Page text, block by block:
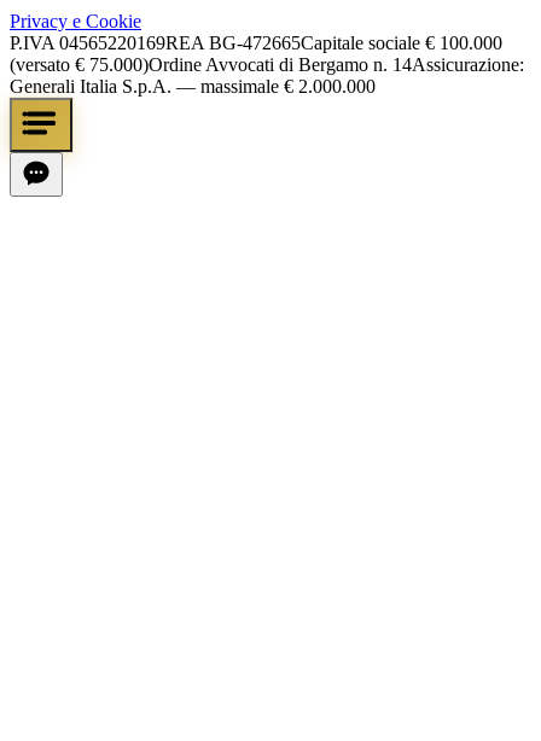
Privacy e Cookie
P.IVA 04565220169REA BG-472665Capitale sociale € 100.000
(versato € 75.000)Ordine Avvocati di Bergamo n. 14Assicurazione:
Generali Italia S.p.A. — massimale € 2.000.000